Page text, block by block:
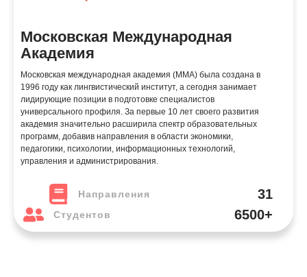
Московская Международная
Академия
Московская международная академия (ММА) была создана в
1996 году как лингвистический институт, а сегодня занимает
лидирующие позиции в подготовке специалистов
универсального профиля. За первые 10 лет своего развития
академия значительно расширила спектр образовательных
программ, добавив направления в области экономики,
педагогики, психологии, информационных технологий,
управления и администрирования.
Направления 31
Студентов 6500+